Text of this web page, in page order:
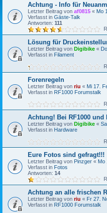
Achtung - Info für
Letzter Beitrag von af0815 « Mo
Verfasst in Gäste-Talk
Antworten: 111
Lösung für
Letzter Beitrag von Digibike «
Verfasst in Filament
Forenregeln
Letzter Beitrag von riu « Mi 17.
Verfasst in RF1000 Forumstalk
Achtung! Bei RF1000 und
Letzter Beitrag von Digibike «
Verfasst in Hardware
Eure Fotos sind gefragt!!!
Letzter Beitrag von Pinzger « Mo
Verfasst in Fotos
Antworten: 14
Achtung an alle frischen
Letzter Beitrag von riu « Fr 27.
Verfasst in RF1000 Forumstalk